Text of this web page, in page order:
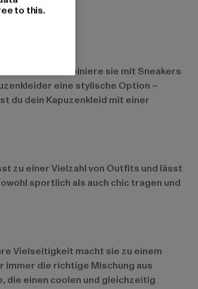
Outfit. Kombiniere sie mit Sneakers
eine stylische Option –
du dein Kapuzenkleid mit einer
zu einer Vielzahl von Outfits und lässt
sportlich als auch chic tragen und
Vielseitigkeit macht sie zu einem
die richtige Mischung aus
die einen coolen und gleichzeitig
to this.